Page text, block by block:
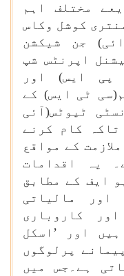
مختلف اہم
کوشل وکاس
جن شیکشن
اپرنٹس شپ
پی ایس) اور
ٹی ایس) کے
ٹیوٹس(آئی
کام کرنے
کے مواقع
یہ اقدامات
ایف کے مطابق
اور مالیاتی
کاروباری
اور ’اسکل
پرلوگوں
ہے۔جس میں